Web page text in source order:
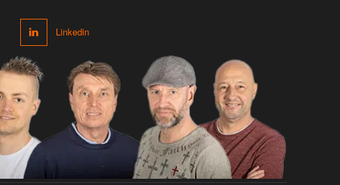
Linkedin